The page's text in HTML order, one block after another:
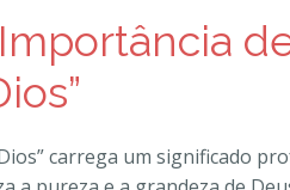
carrega um significado